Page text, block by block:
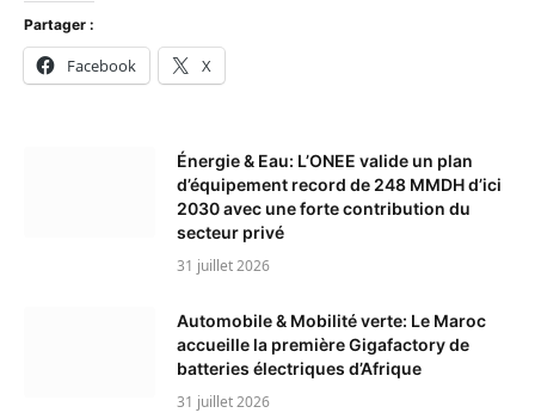
Partager :
Facebook X
Énergie & Eau: L’ONEE valide un plan
d’équipement record de 248 MMDH d’ici
2030 avec une forte contribution du
secteur privé
31 juillet 2026
Automobile & Mobilité verte: Le Maroc
accueille la première Gigafactory de
batteries électriques d’Afrique
31 juillet 2026